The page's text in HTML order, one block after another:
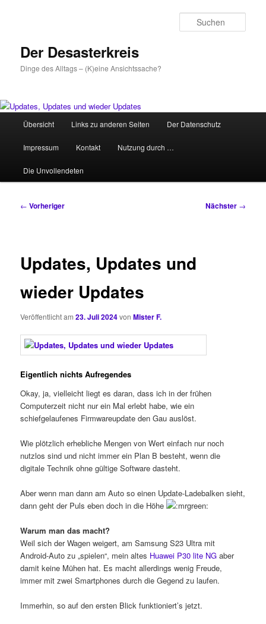
Der Desasterkreis
Dinge des Alltags – (K)eine Ansichtssache?
HauptmenüÜbersicht Links zu anderen Seiten Der Datenschutz
Impressum Kontakt Nutzung durch …
Die Unvollendeten
Beitragsnavigation
← Vorheriger Nächster →
Updates, Updates und
wieder Updates
Veröffentlicht am23. Juli 2024vonMister F.
Eigentlich nichts Aufregendes
Okay, ja, vielleicht liegt es daran, dass ich in der frühen
Computerzeit nicht nur ein Mal erlebt habe, wie ein
schiefgelaufenes Firmwareupdate den Gau auslöst.
Wie plötzlich erhebliche Mengen von Wert einfach nur noch
nutzlos sind und nicht immer ein Plan B besteht, wenn die
digitale Technik ohne gültige Software dasteht.
Aber wenn man dann am Auto so einen Update-Ladebalken sieht,
dann geht der Puls eben doch in die Höhe
Warum man das macht?
Weil sich der Wagen weigert, am Samsung S23 Ultra mit
Android-Auto zu „spielen“, mein altes Huawei P30 lite NG aber
damit keine Mühen hat. Es macht allerdings wenig Freude,
immer mit zwei Smartphones durch die Gegend zu laufen.
Immerhin, so auf den ersten Blick funktioniert’s jetzt.